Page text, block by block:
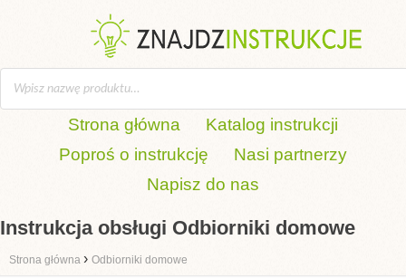
Strona główna
Katalog instrukcji
Poproś o instrukcję
Nasi partnerzy
Napisz do nas
Instrukcja obsługi Odbiorniki domowe
Strona główna › Odbiorniki domowe